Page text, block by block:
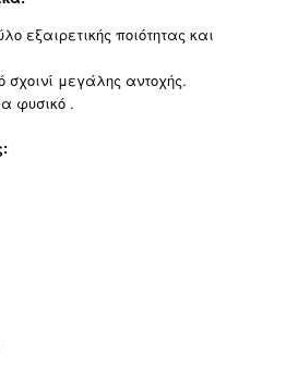
εξαιρετικής ποιότητας και
σχοινί μεγάλης αντοχής.
φυσικό .